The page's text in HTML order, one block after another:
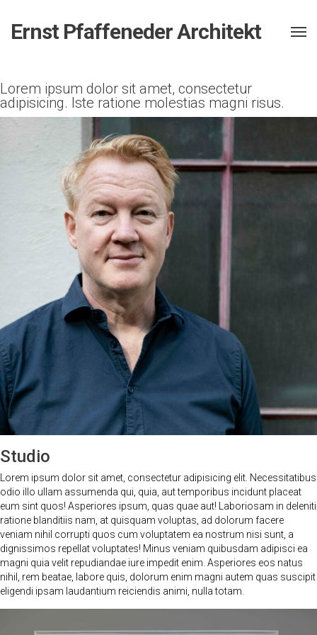
Ernst Pfaffeneder Architekt
Lorem ipsum dolor sit amet, consectetur
adipisicing. Iste ratione molestias magni risus.
Studio
Lorem ipsum dolor sit amet, consectetur adipisicing elit. Necessitatibus
odio illo ullam assumenda qui, quia, aut temporibus incidunt placeat
eum sint quos! Asperiores ipsum, quas quae aut! Laboriosam in deleniti
ratione blanditiis nam, at quisquam voluptas, ad dolorum facere
veniam nihil corrupti quos cum voluptatem ea nostrum nisi sunt, a
dignissimos repellat voluptates! Minus veniam quibusdam adipisci ea
magni quia velit repudiandae iure impedit enim. Asperiores eos natus
nihil, rem beatae, labore quis, dolorum enim magni autem quas suscipit
eligendi ipsam laudantium reiciendis animi, nulla totam.